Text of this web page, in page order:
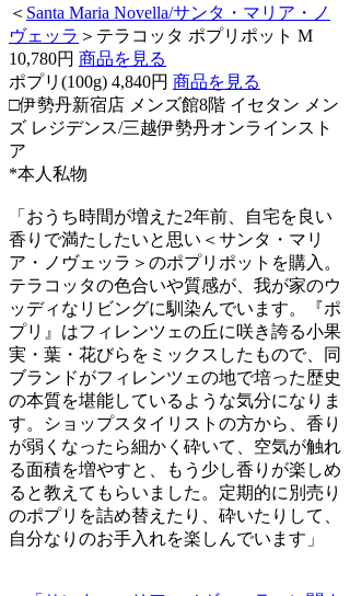
＜ Santa Maria Novella/サンタ・マリア・ノ
ヴェッラ ＞テラコッタ ポプリポット M
10,780円 商品を見る
ポプリ(100g) 4,840円 商品を見る
□伊勢丹新宿店 メンズ館8階 イセタン メン
ズ レジデンス/三越伊勢丹オンラインスト
ア
*本人私物
「おうち時間が増えた2年前、自宅を良い
香りで満たしたいと思い＜サンタ・マリ
ア・ノヴェッラ＞のポプリポットを購入。
テラコッタの色合いや質感が、我が家のウ
ッディなリビングに馴染んでいます。『ポ
プリ』はフィレンツェの丘に咲き誇る小果
実・葉・花びらをミックスしたもので、同
ブランドがフィレンツェの地で培った歴史
の本質を堪能しているような気分になりま
す。ショップスタイリストの方から、香り
が弱くなったら細かく砕いて、空気が触れ
る面積を増やすと、もう少し香りが楽しめ
ると教えてもらいました。定期的に別売り
のポプリを詰め替えたり、砕いたりして、
自分なりのお手入れを楽しんでいます」